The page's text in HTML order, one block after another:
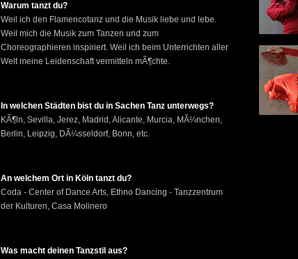
Warum tanzt du?
Weil ich den Flamencotanz und die Musik liebe und lebe.
Weil mich die Musik zum Tanzen und zum
Choreographieren inspiriert. Weil ich beim Unterrichten aller
Welt meine Leidenschaft vermitteln mÃ¶chte.
In welchen Städten bist du in Sachen Tanz unterwegs?
KÃ¶ln, Sevilla, Jerez, Madrid, Alicante, Murcia, MÃ¼nchen,
Berlin, Leipzig, DÃ¼sseldorf, Bonn, etc.
An welchem Ort in Köln tanzt du?
Coda - Center of Dance Arts, Ethno Dancing - Tanzzentrum
der Kulturen, Casa Molinero
Was macht deinen Tanzstil aus?